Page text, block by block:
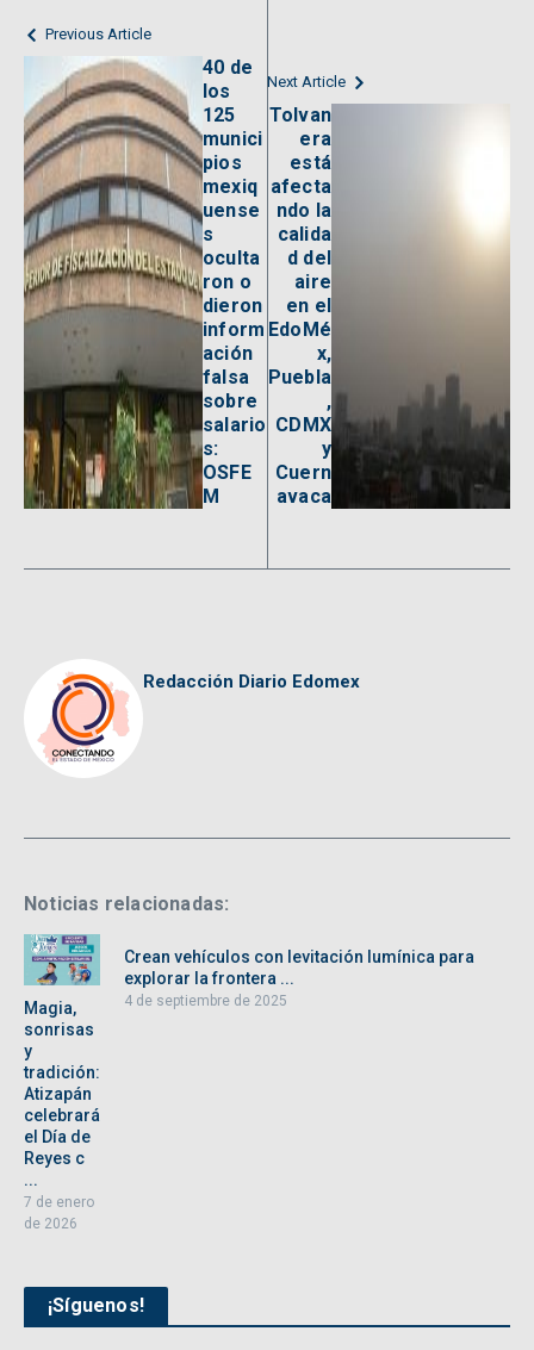
Previous Article
40 de
los
125
munici
pios
mexiq
uense
s
oculta
ron o
dieron
inform
ación
falsa
sobre
salario
s:
OSFE
M
Next Article
Tolvan
era
está
afecta
ndo la
calida
d del
aire
en el
EdoMé
x,
Puebla
,
CDMX
y
Cuern
avaca
Redacción Diario Edomex
Noticias relacionadas:
Magia,
sonrisas
y
tradición:
Atizapán
celebrará
el Día de
Reyes c
...
7 de enero
de 2026
Crean vehículos con levitación lumínica para
explorar la frontera ...
4 de septiembre de 2025
¡Síguenos!